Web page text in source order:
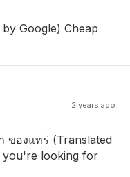
Google) Cheap
2 years ago
ของแทร่ (Translated
you're looking for